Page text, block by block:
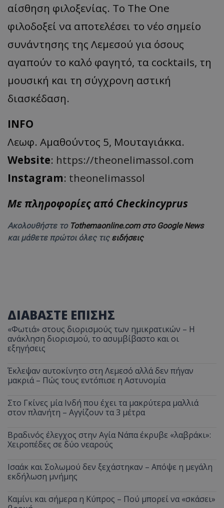
αίσθηση φιλοξενίας. Το The One
φιλοδοξεί να αποτελέσει το νέο σημείο
συνάντησης της Λεμεσού για όσους
αγαπούν το καλό φαγητό, τα cocktails, τη
μουσική και τη σύγχρονη αστική
διασκέδαση.
INFO
Λεωφ. Αμαθούντος 5, Μουταγιάκκα.
Website: https://theonelimassol.com
Instagram: theonelimassol
Με πληροφορίες από Checkincyprus
Ακολουθήστε το Tothemaonline.com στο Google News
και μάθετε πρώτοι όλες τις ειδήσεις
ΔΙΑΒΑΣΤΕ ΕΠΙΣΗΣ
«Φωτιά» στους διορισμούς των ημικρατικών – Η
ανάκληση διορισμού, το ασυμβίβαστο και οι
εξηγήσεις
Έκλεψαν αυτοκίνητο στη Λεμεσό αλλά δεν πήγαν
μακριά – Πώς τους εντόπισε η Αστυνομία
Στο Γκίνες μία Ινδή που έχει τα μακρύτερα μαλλιά
στον πλανήτη – Αγγίζουν τα 3 μέτρα
Βραδινός έλεγχος στην Αγία Νάπα έκρυβε «λαβράκι»:
Χειροπέδες σε δύο νεαρούς
Ισαάκ και Σολωμού δεν ξεχάστηκαν – Απόψε η μεγάλη
εκδήλωση μνήμης
Καμίνι και σήμερα η Κύπρος – Πού μπορεί να «σκάσει»